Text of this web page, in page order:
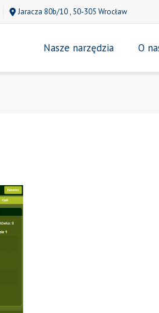
Jaracza 80b/10 , 50-305 Wrocław
Nasze narzędzia O